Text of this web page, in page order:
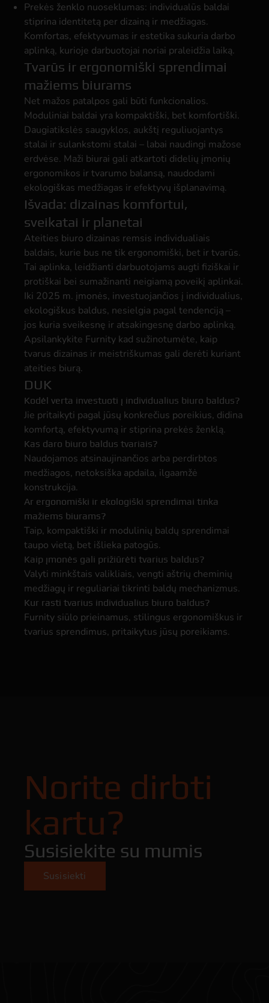
Prekės ženklo nuoseklumas: individualūs baldai
stiprina identitetą per dizainą ir medžiagas.
Komfortas, efektyvumas ir estetika sukuria darbo
aplinką, kurioje darbuotojai noriai praleidžia laiką.
Tvarūs ir ergonomiški sprendimai
mažiems biurams
Net mažos patalpos gali būti funkcionalios.
Moduliniai baldai yra kompaktiški, bet komfortiški.
Daugiatikslės saugyklos, aukštį reguliuojantys
stalai ir sulankstomi stalai – labai naudingi mažose
erdvėse. Maži biurai gali atkartoti didelių įmonių
ergonomikos ir tvarumo balansą, naudodami
ekologiškas medžiagas ir efektyvų išplanavimą.
Išvada: dizainas komfortui,
sveikatai ir planetai
Ateities biuro dizainas remsis individualiais
baldais, kurie bus ne tik ergonomiški, bet ir tvarūs.
Tai aplinka, leidžianti darbuotojams augti fiziškai ir
protiškai bei sumažinanti neigiamą poveikį aplinkai.
Iki 2025 m. įmonės, investuojančios į individualius,
ekologiškus baldus, nesielgia pagal tendenciją –
jos kuria sveikesnę ir atsakingesnę darbo aplinką.
Apsilankykite Furnity kad sužinotumėte, kaip
tvarus dizainas ir meistriškumas gali derėti kuriant
ateities biurą.
DUK
Kodėl verta investuoti į individualius biuro baldus?
Jie pritaikyti pagal jūsų konkrečius poreikius, didina
komfortą, efektyvumą ir stiprina prekės ženklą.
Kas daro biuro baldus tvariais?
Naudojamos atsinaujinančios arba perdirbtos
medžiagos, netoksiška apdaila, ilgaamžė
konstrukcija.
Ar ergonomiški ir ekologiški sprendimai tinka
mažiems biurams?
Taip, kompaktiški ir modulinių baldų sprendimai
taupo vietą, bet išlieka patogūs.
Kaip įmonės gali prižiūrėti tvarius baldus?
Valyti minkštais valikliais, vengti aštrių cheminių
medžiagų ir reguliariai tikrinti baldų mechanizmus.
Kur rasti tvarius individualius biuro baldus?
Furnity siūlo prieinamus, stilingus ergonomiškus ir
tvarius sprendimus, pritaikytus jūsų poreikiams.
Norite dirbti
kartu?
Susisiekite su mumis
Susisiekti